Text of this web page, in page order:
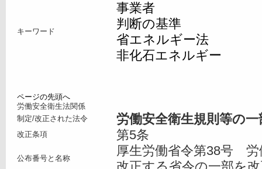
キーワード
事業者
判断の基準
省エネルギー法
非化石エネルギー
ページの先頭へ
労働安全衛生法関係
制定/改正された法令
労働安全衛生規則等の
改正条項 第5条
公布番号と名称
厚生労働省令第38号 労